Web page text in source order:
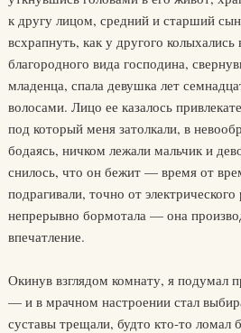
к другу лицом, средний и старший
всхрапнуть, как у другого
благородного вида господина,
младенца, спала девушка лет
волосами. Лицо ее казалось
под который меня затолкали, в
бодаясь, ничком лежали мальчик и
снилось, что он бежит — время от
подрагивали, точно от
непрерывно бормотала — она
впечатление.
Окинув взглядом комнату, я подумал
— и в мрачном настроении стал
суставы трещали, будто кто-то ломал